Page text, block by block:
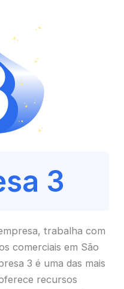
3
trabalha com
comerciais em São
3 é uma das mais
recursos